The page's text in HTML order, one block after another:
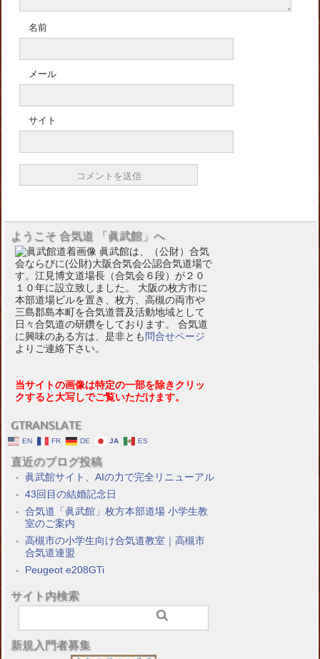
名前
メール
サイト
ようこそ 合気道 「眞武館」へ
眞武館は、（公財）合気
会ならびに(公財)大阪合気会公認合気道場で
す。江見博文道場長（合気会６段）が２０
１０年に設立致しました。 大阪の枚方市に
本部道場ビルを置き、枚方、高槻の両市や
三島郡島本町を合気道普及活動地域として
日々合気道の研鑽をしております。 合気道
に興味のある方は、是非とも 問合せページ
よりご連絡下さい。
当サイトの画像は特定の一部を除きクリッ
クすると大写しでご覧いただけます。
GTRANSLATE
EN FR DE JA ES
直近のブログ投稿
眞武館サイト、AIの力で完全リニューアル
43回目の結婚記念日
合気道「眞武館」枚方本部道場 小学生教
室のご案内
高槻市の小学生向け合気道教室｜高槻市
合気道連盟
Peugeot e208GTi
サイト内検索
新規入門者募集